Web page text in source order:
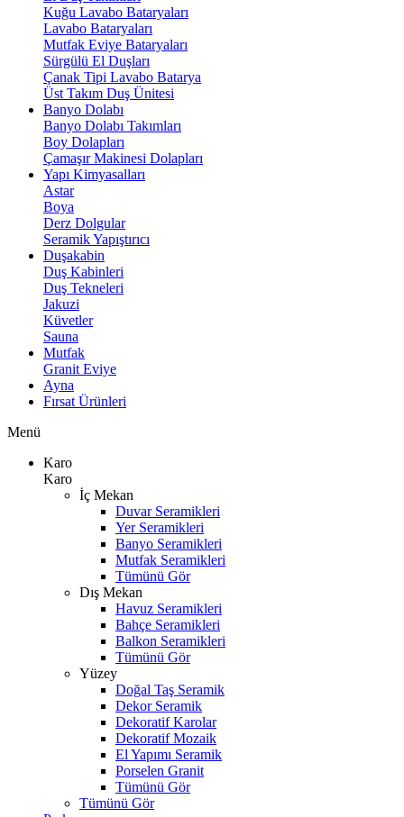
Kuğu Lavabo Bataryaları
Lavabo Bataryaları
Mutfak Eviye Bataryaları
Sürgülü El Duşları
Çanak Tipi Lavabo Batarya
Üst Takım Duş Ünitesi
Banyo Dolabı
Banyo Dolabı Takımları
Boy Dolapları
Çamaşır Makinesi Dolapları
Yapı Kimyasalları
Astar
Boya
Derz Dolgular
Seramik Yapıştırıcı
Duşakabin
Duş Kabinleri
Duş Tekneleri
Jakuzi
Küvetler
Sauna
Mutfak
Granit Eviye
Ayna
Fırsat Ürünleri
Menü
Karo
Karo
İç Mekan
Duvar Seramikleri
Yer Seramikleri
Banyo Seramikleri
Mutfak Seramikleri
Tümünü Gör
Dış Mekan
Havuz Seramikleri
Bahçe Seramikleri
Balkon Seramikleri
Tümünü Gör
Yüzey
Doğal Taş Seramik
Dekor Seramik
Dekoratif Karolar
Dekoratif Mozaik
El Yapımı Seramik
Porselen Granit
Tümünü Gör
Tümünü Gör